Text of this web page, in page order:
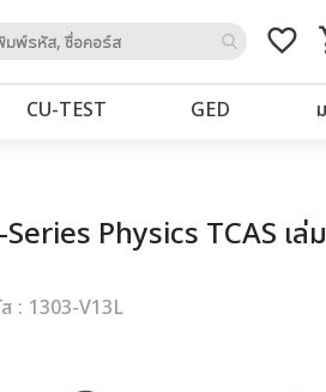
favorite_border
CU‑TEST GED
Series Physics TCAS เ
: 1303-V13L